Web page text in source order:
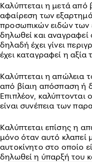
Καλύπτεται η μετά από
αφαίρεση των
προσωπικών ειδών των
δηλωθεί και αναγραφεί
δηλαδή έχει γίνει
έχει καταγραφεί η αξία
Καλύπτεται η απώλεια
από βίαιη απόσπαση ή
Επιπλέον,
είναι συνέπεια των
Καλύπτεται επίσης η
μόνο όταν αυτό κλαπεί
αυτοκίνητο στο οποίο
δηλωθεί η ύπαρξή του